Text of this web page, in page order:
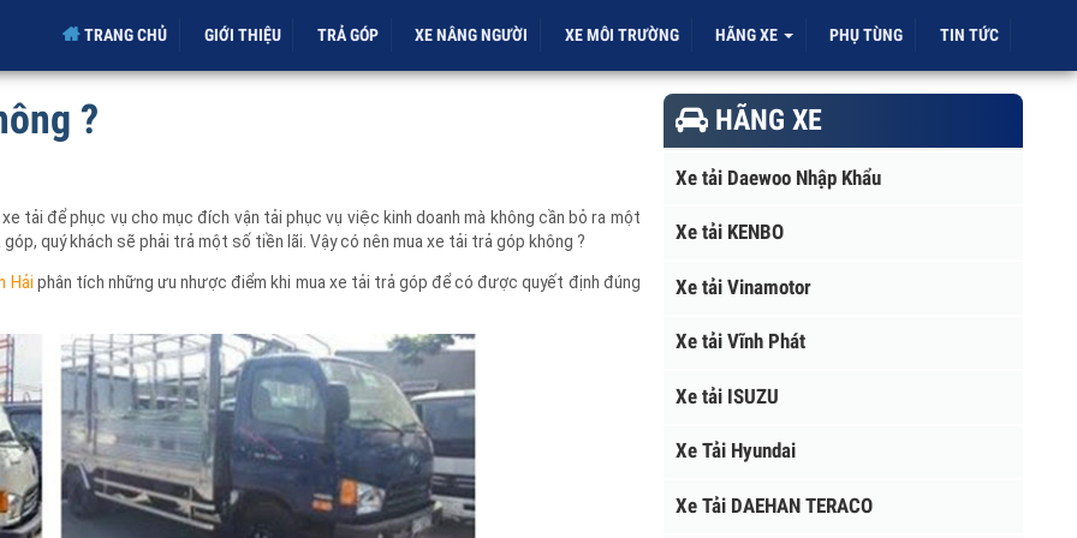
TRANG CHỦ GIỚI THIỆU TRẢ GÓP XE NÂNG NGƯỜI XE MÔI TRƯỜNG HÃNG XE PHỤ TÙNG TIN TỨC
?
tải để phục vụ cho mục đích vận tải phục vụ việc kinh doanh mà không cần bỏ ra một
quý khách sẽ phải trả một số tiền lãi. Vậy có nên mua xe tải trả góp không ?
Hảiphân tích những ưu nhược điểm khi mua xe tải trả góp để có được quyết định đúng
HÃNG XE
Xe tải Daewoo Nhập Khẩu
Xe tải KENBO
Xe tải Vinamotor
Xe tải Vĩnh Phát
Xe tải ISUZU
Xe Tải Hyundai
Xe Tải DAEHAN TERACO